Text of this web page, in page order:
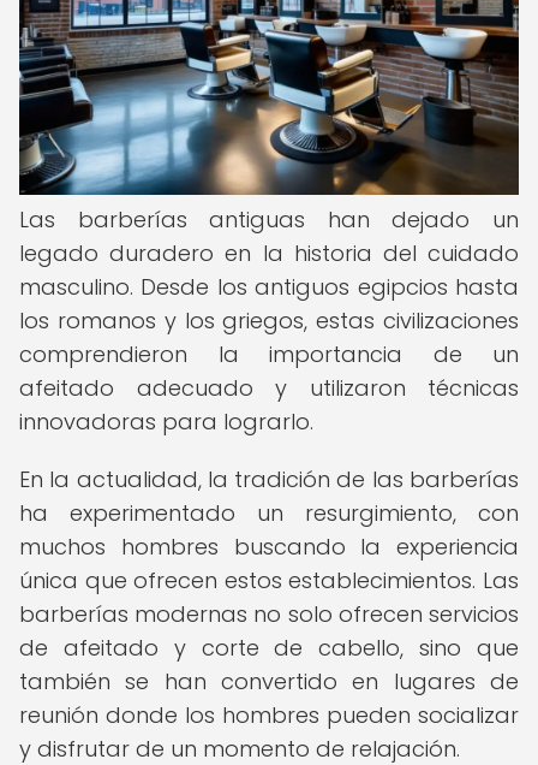
Las barberías antiguas han dejado un
legado duradero en la historia del cuidado
masculino. Desde los antiguos egipcios hasta
los romanos y los griegos, estas civilizaciones
comprendieron la importancia de un
afeitado adecuado y utilizaron técnicas
innovadoras para lograrlo.
En la actualidad, la tradición de las barberías
ha experimentado un resurgimiento, con
muchos hombres buscando la experiencia
única que ofrecen estos establecimientos. Las
barberías modernas no solo ofrecen servicios
de afeitado y corte de cabello, sino que
también se han convertido en lugares de
reunión donde los hombres pueden socializar
y disfrutar de un momento de relajación.